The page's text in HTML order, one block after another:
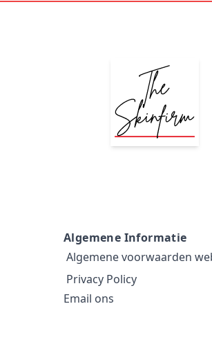
Algemene Informatie
Algemene voorwaarden
Privacy Policy
Email ons